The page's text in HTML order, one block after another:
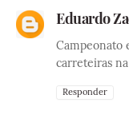
Eduardo
Campeonato
carreteiras
Responder